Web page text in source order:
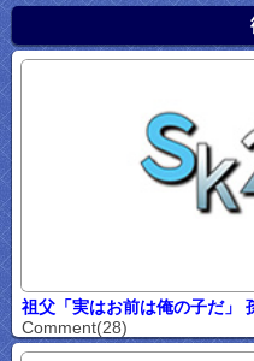
祖父「実はお前は俺の子だ」
Comment(28)